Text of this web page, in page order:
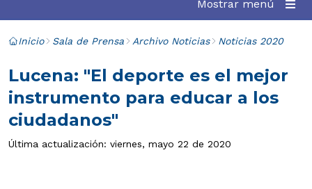
Mostrar menú
Inicio Sala de Prensa Archivo Noticias Noticias 2020
Lucena: "El deporte es el mejor
instrumento para educar a los
ciudadanos"
Última actualización: viernes, mayo 22 de 2020